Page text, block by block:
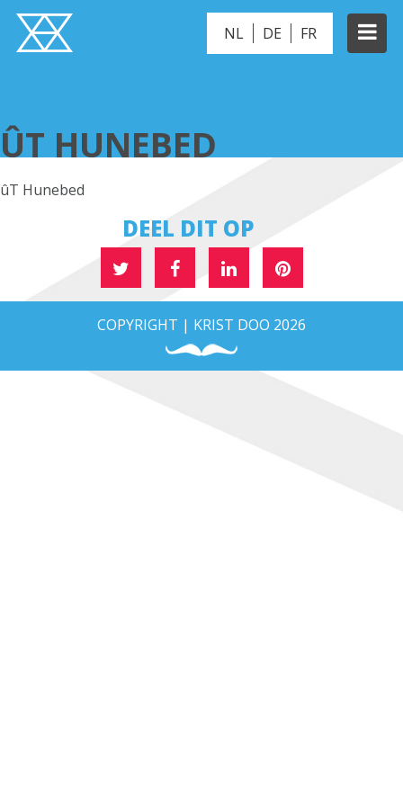
NL DE FR
ÛT HUNEBED
ûT Hunebed
DEEL DIT OP
COPYRIGHT | KRIST DOO 2026